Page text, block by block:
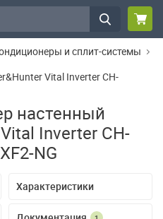
и сплит-системы
Vital Inverter CH-
настенный
Inverter CH-
NG
Характеристики